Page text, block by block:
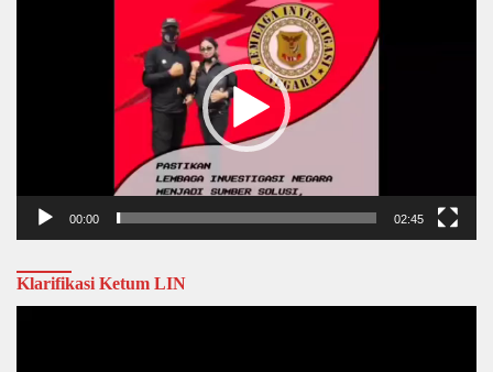
00:00 02:45
Klarifikasi Ketum LIN